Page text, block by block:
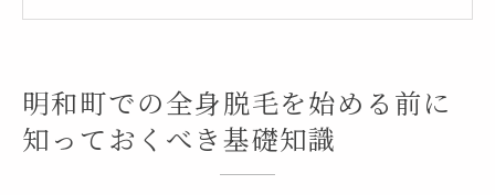
明和町での脱毛サロンの選び方
初めての脱毛における不安を解消する方法
明和町での全身脱毛を始める前に
知っておくべき基礎知識